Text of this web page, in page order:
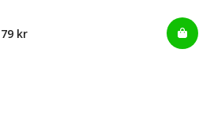
79 kr